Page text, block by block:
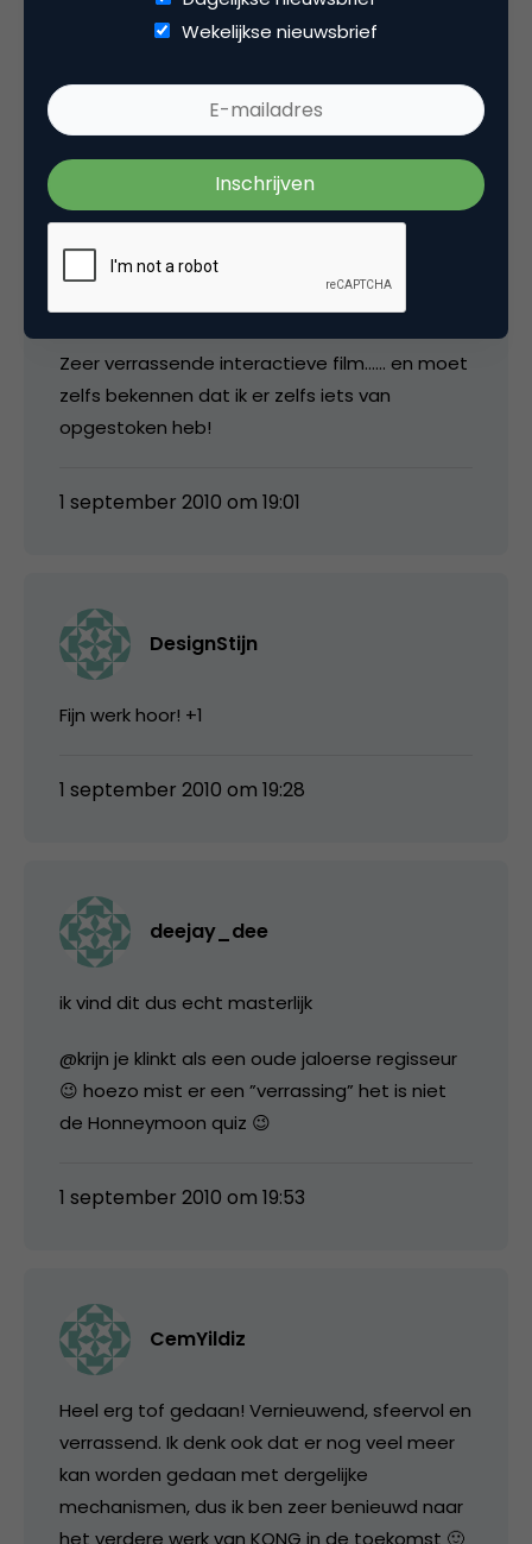
vanuit vakmatige interesse kijk je dit uit.
Wachtend op de verrassing die niet komt. Wel
Zeer verrassende interactieve film…… en moet
zelfs bekennen dat ik er zelfs iets van
opgestoken heb!
1 september 2010 om 19:01
DesignStijn
Fijn werk hoor! +1
1 september 2010 om 19:28
deejay_dee
ik vind dit dus echt masterlijk
@krijn je klinkt als een oude jaloerse regisseur
😉 hoezo mist er een ”verrassing” het is niet
de Honneymoon quiz 😉
1 september 2010 om 19:53
CemYildiz
Heel erg tof gedaan! Vernieuwend, sfeervol en
verrassend. Ik denk ook dat er nog veel meer
kan worden gedaan met dergelijke
mechanismen, dus ik ben zeer benieuwd naar
het verdere werk van KONG in de toekomst 🙂
Wekelijkse nieuwsbrief